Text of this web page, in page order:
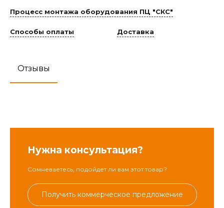
Процесс монтажа оборудования ПЦ "СКС"
Способы оплаты Доставка
Отзывы
Нужна консультация?
Сомневаетесь, подойдет ли вам этот товар?
Получить коммерческое предложение